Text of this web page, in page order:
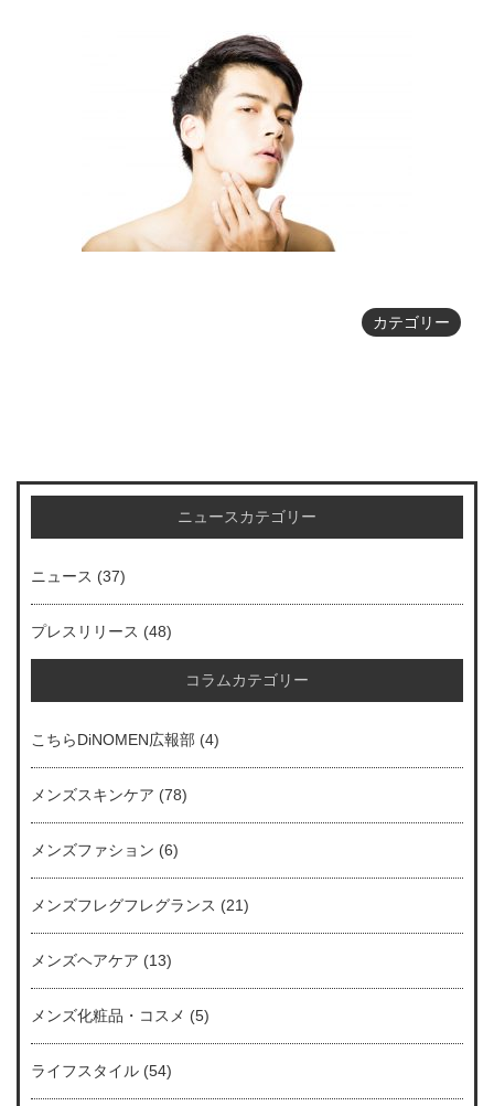
カテゴリー
ニュースカテゴリー
ニュース (37)
プレスリリース (48)
コラムカテゴリー
こちらDiNOMEN広報部 (4)
メンズスキンケア (78)
メンズファション (6)
メンズフレグフレグランス (21)
メンズヘアケア (13)
メンズ化粧品・コスメ (5)
ライフスタイル (54)